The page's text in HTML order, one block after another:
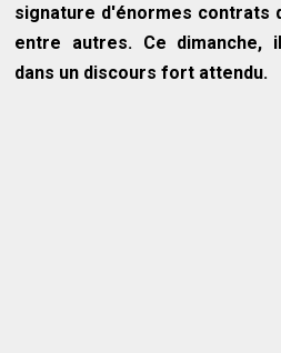
signature d'énormes contrats
entre autres. Ce dimanche,
dans un discours fort attendu.